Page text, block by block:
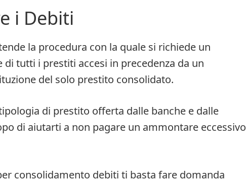
i Debiti
la procedura con la quale si richiede un
di tutti i prestiti accesi in precedenza da un
del solo prestito consolidato.
di prestito offerta dalle banche e dalle
di aiutarti a non pagare un ammontare eccessivo
consolidamento debiti ti basta fare domanda